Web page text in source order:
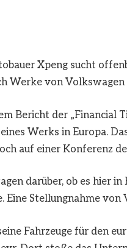
Xpeng sucht
Werke von Volkswagen
Bericht der „Financial
Werks in Europa.
auf einer Konferenz
darüber, ob es hier
Eine Stellungnahme
Fahrzeuge für den